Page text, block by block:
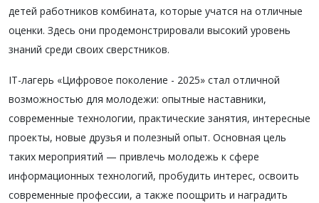
детей работников комбината, которые учатся на отличные
оценки. Здесь они продемонстрировали высокий уровень
знаний среди своих сверстников.
IT-лагерь «Цифровое поколение - 2025» стал отличной
возможностью для молодежи: опытные наставники,
современные технологии, практические занятия, интересные
проекты, новые друзья и полезный опыт. Основная цель
таких мероприятий — привлечь молодежь к сфере
информационных технологий, пробудить интерес, освоить
современные профессии, а также поощрить и наградить